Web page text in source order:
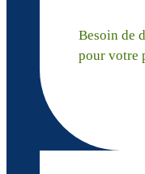
Besoin de
pour votre